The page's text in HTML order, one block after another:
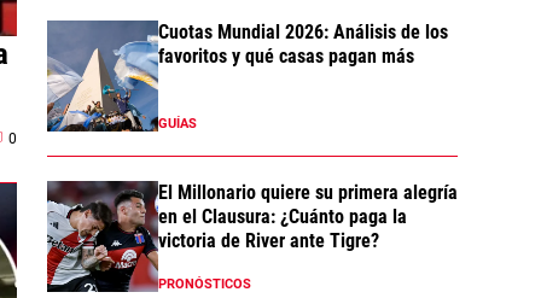
0
Cuotas Mundial 2026: Análisis de los
favoritos y qué casas pagan más
GUÍAS
El Millonario quiere su primera alegría
en el Clausura: ¿Cuánto paga la
victoria de River ante Tigre?
PRONÓSTICOS